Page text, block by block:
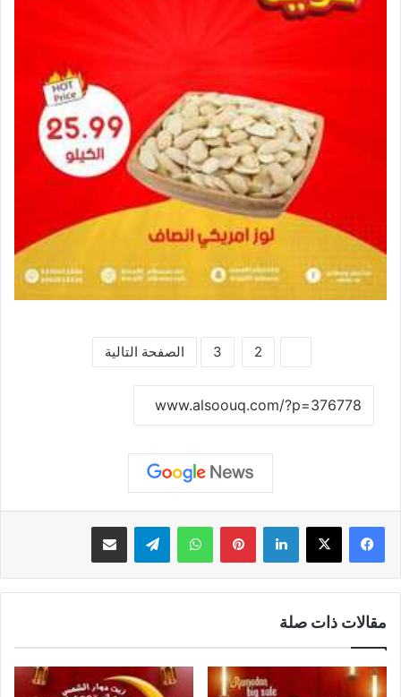
2
3 الصفحة التالية
لينكدإن بينتيريستواتساب تيلقرام مشاركة عبر البريد
مقالات ذات صلة